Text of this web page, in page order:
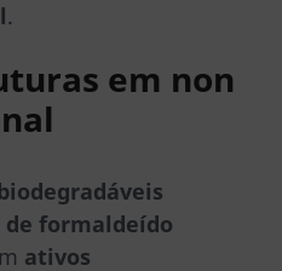
.
em non
formaldeído
ativos